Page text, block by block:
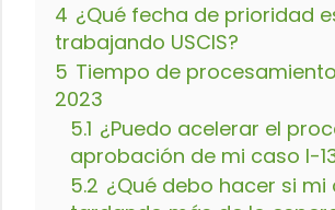
4 ¿Qué fecha de prioridad
trabajando USCIS?
5 Tiempo de procesamiento
2023
5.1 ¿Puedo acelerar el
aprobación de mi caso I-
5.2 ¿Qué debo hacer si